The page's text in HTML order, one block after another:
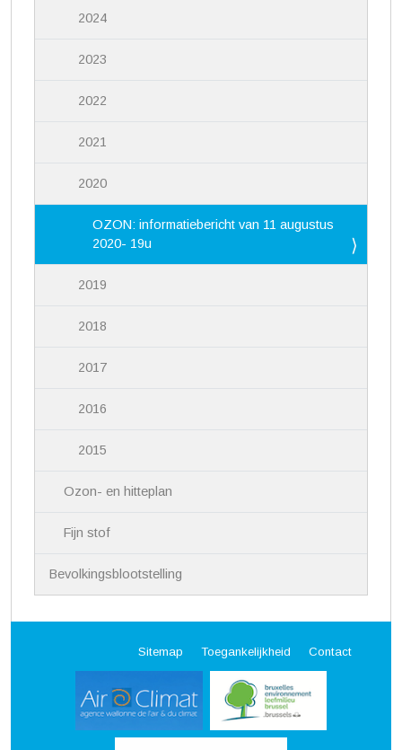
2024
2023
2022
2021
2020
OZON: informatiebericht van 11 augustus
2020- 19u
2019
2018
2017
2016
2015
Ozon- en hitteplan
Fijn stof
Bevolkingsblootstelling
Sitemap Toegankelijkheid Contact